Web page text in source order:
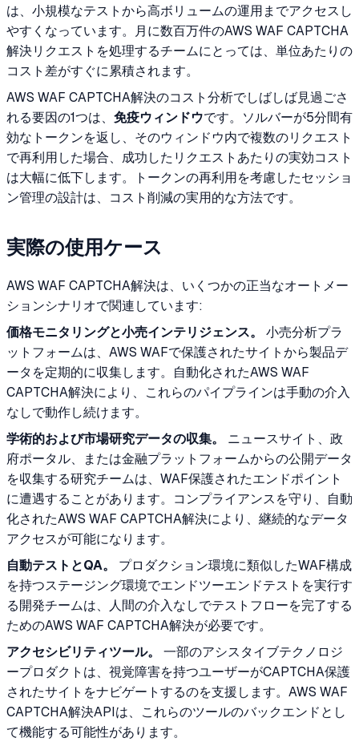
は、小規模なテストから高ボリュームの運用までアクセスし
やすくなっています。月に数百万件のAWS WAF CAPTCHA
解決リクエストを処理するチームにとっては、単位あたりの
コスト差がすぐに累積されます。
AWS WAF CAPTCHA解決のコスト分析でしばしば見過ごさ
れる要因の1つは、 免疫ウィンドウです。ソルバーが5分間有
効なトークンを返し、そのウィンドウ内で複数のリクエスト
で再利用した場合、成功したリクエストあたりの実効コスト
は大幅に低下します。トークンの再利用を考慮したセッショ
ン管理の設計は、コスト削減の実用的な方法です。
実際の使用ケース
AWS WAF CAPTCHA解決は、いくつかの正当なオートメー
ションシナリオで関連しています:
価格モニタリングと小売インテリジェンス。
小売分析プラ
ットフォームは、AWS WAFで保護されたサイトから製品デ
ータを定期的に収集します。自動化されたAWS WAF
CAPTCHA解決により、これらのパイプラインは手動の介入
なしで動作し続けます。
学術的および市場研究データの収集。
ニュースサイト、政
府ポータル、または金融プラットフォームからの公開データ
を収集する研究チームは、WAF保護されたエンドポイント
に遭遇することがあります。コンプライアンスを守り、自動
化されたAWS WAF CAPTCHA解決により、継続的なデータ
アクセスが可能になります。
自動テストとQA。
プロダクション環境に類似したWAF構成
を持つステージング環境でエンドツーエンドテストを実行す
る開発チームは、人間の介入なしでテストフローを完了する
ためのAWS WAF CAPTCHA解決が必要です。
アクセシビリティツール。
一部のアシスタイブテクノロジ
ープロダクトは、視覚障害を持つユーザーがCAPTCHA保護
されたサイトをナビゲートするのを支援します。AWS WAF
CAPTCHA解決APIは、これらのツールのバックエンドとし
て機能する可能性があります。